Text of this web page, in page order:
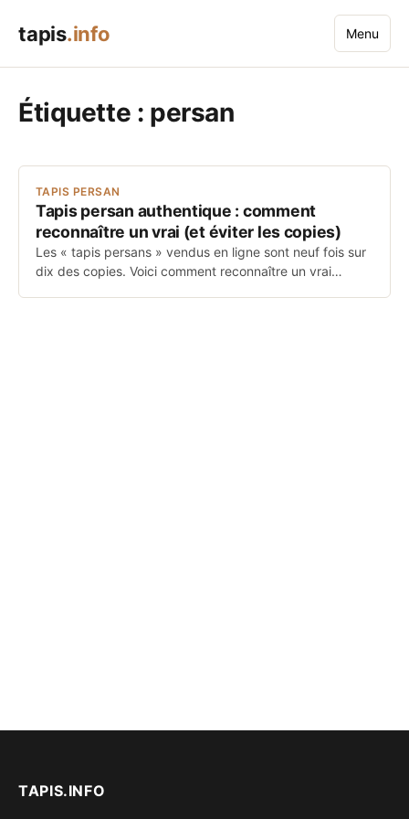
tapis.info Menu
Étiquette : persan
TAPIS PERSAN
Tapis persan authentique : comment
reconnaître un vrai (et éviter les copies)
Les « tapis persans » vendus en ligne sont neuf fois sur
dix des copies. Voici comment reconnaître un vrai…
TAPIS.INFO